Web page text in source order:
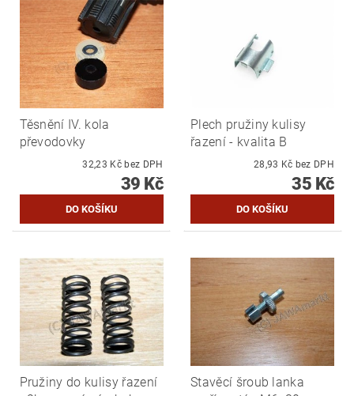
Těsnění IV. kola
převodovky
32,23 Kč bez DPH
39 Kč
Plech pružiny kulisy
řazení - kvalita B
28,93 Kč bez DPH
35 Kč
Pružiny do kulisy řazení
Stavěcí šroub lanka